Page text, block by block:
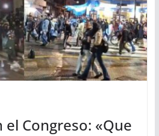
el Congreso: «Que